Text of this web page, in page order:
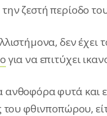
ζεστή περίοδο
δεν έχει
για να επιτύχει
ανθοφόρα φυτά και
του φθινποπώρου,